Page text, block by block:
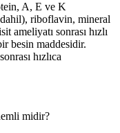
A, E ve K
riboflavin, mineral
sonrası hızlı
besin maddesidir.
hızlıca
midir?